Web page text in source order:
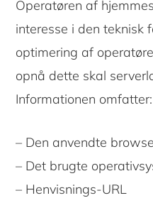
Operatøren af
interesse i den teknisk
optimering af
opnå dette skal
Informationen omfatter:
– Den anvendte
– Det brugte
– Henvisnings-URL